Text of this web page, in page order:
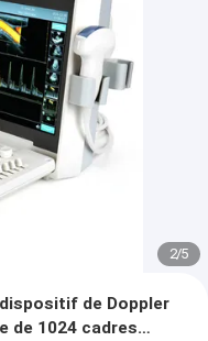
2/5
de Doppler
de 1024 cadres